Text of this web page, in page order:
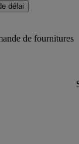
délai
de fournitures